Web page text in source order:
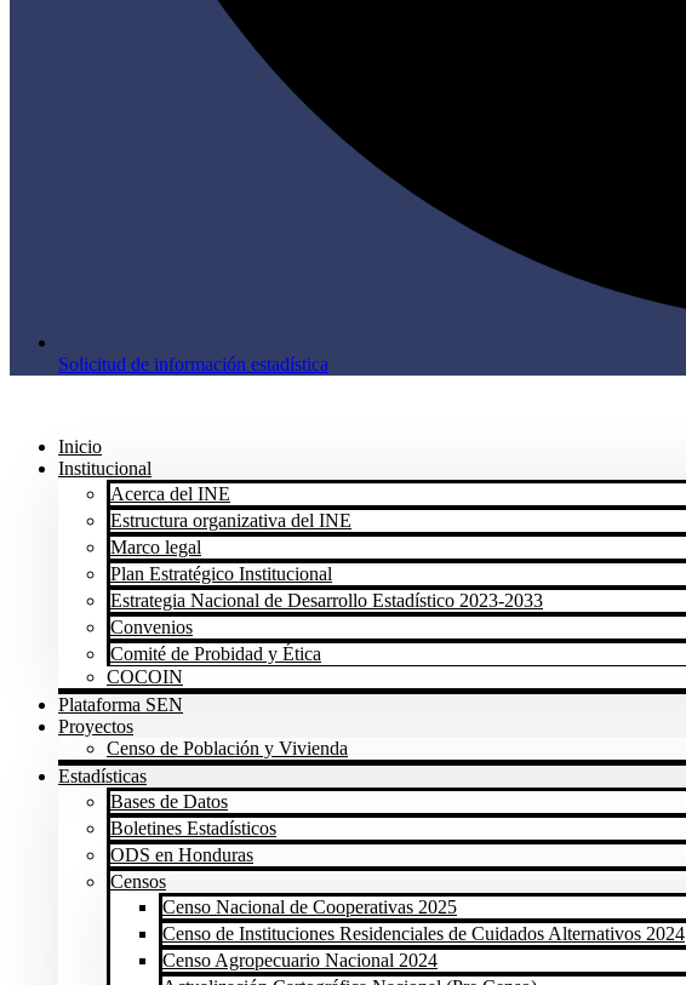
Solicitud de información estadística
Inicio
Institucional
Acerca del INE
Estructura organizativa del INE
Marco legal
Plan Estratégico Institucional
Estrategia Nacional de Desarrollo Estadístico 2023-2033
Convenios
Comité de Probidad y Ética
COCOIN
Plataforma SEN
Proyectos
Censo de Población y Vivienda
Estadísticas
Bases de Datos
Boletines Estadísticos
ODS en Honduras
Censos
Censo Nacional de Cooperativas 2025
Censo de Instituciones Residenciales de Cuidados Alternativos 2024
Censo Agropecuario Nacional 2024